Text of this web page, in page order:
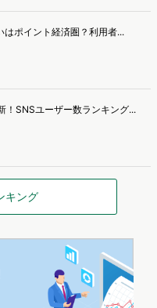
ポイント経済圏？利用者...
！SNSユーザー数ランキング...
キング